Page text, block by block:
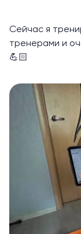
Сейчас я
тренерами и
💪🏻